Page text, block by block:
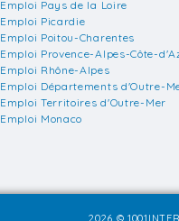
Emploi Pays de la Loire
Emploi Picardie
Emploi Poitou-Charentes
Emploi Provence-Alpes-Côte-
Emploi Rhône-Alpes
Emploi Départements d'Outre-
Emploi Territoires d'Outre-Mer
Emploi Monaco
2026 ©